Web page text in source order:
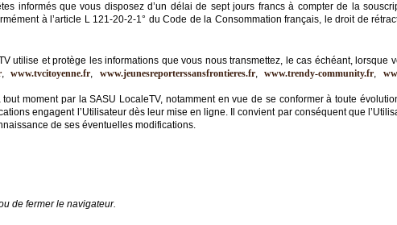
informés que vous disposez d’un délai de sept jours francs à compter de la
à l’article L 121-20-2-1° du Code de la Consommation français, le droit de
et protège les informations que vous nous transmettez, le cas échéant, lorsque
,www.tvcitoyenne.fr, www.jeunesreporterssansfrontieres.fr,www.trendy-community.fr,
moment par la SASU LocaleTV, notamment en vue de se conformer à toute
engagent l’Utilisateur dès leur mise en ligne. Il convient par conséquent que
de ses éventuelles modifications.
de fermer le navigateur.